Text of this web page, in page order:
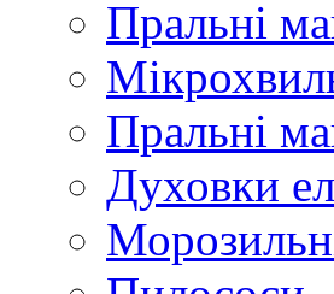
Пральні
Пральні
Духовки